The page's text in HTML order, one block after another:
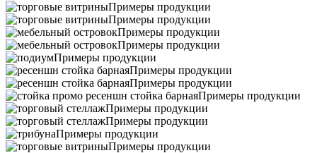
Примеры продукции
Примеры продукции
Примеры продукции
Примеры продукции
Примеры продукции
Примеры продукции
Примеры продукции
Примеры продукции
Примеры продукции
Примеры продукции
Примеры продукции
Примеры продукции